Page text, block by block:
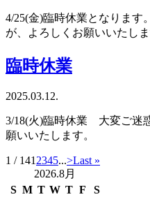
4/25(金)臨時休業となりま
が、よろしくお願いいたしま
臨時休業
2025.03.12.
3/18(火)臨時休業 大変ご迷
願いいたします。
1 / 1412345...>Last »
2026.8月
S M T W T F
S